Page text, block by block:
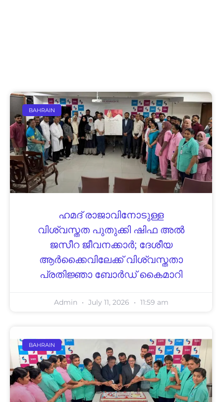
BAHRAIN
ഹമദ് രാജാവിനോടുള്ള
വിശ്വസ്തത പുതുക്കി ഷിഫ അൽ
ജസീറ ജീവനക്കാർ; ദേശീയ
ആർക്കൈവിലേക്ക് വിശ്വസ്തതാ
പ്രതിജ്ഞാ ബോർഡ് കൈമാറി
Admin July 11, 2026 11:59 am
BAHRAIN